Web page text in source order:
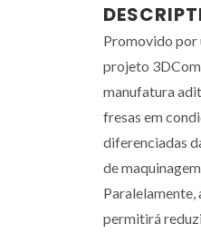
Promovido por
projeto
manufatura
fresas em
diferenciadas
de
permitirá